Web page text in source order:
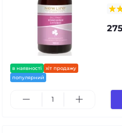
в наявності
хіт продажу
популярний